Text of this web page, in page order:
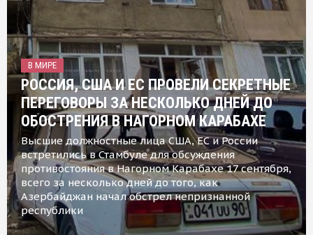
В МИРЕ
РОССИЯ, США И ЕС ПРОВЕЛИ СЕКРЕТНЫЕ
ПЕРЕГОВОРЫ ЗА НЕСКОЛЬКО ДНЕЙ ДО
ОБОСТРЕНИЯ В НАГОРНОМ КАРАБАХЕ
Высшие должностные лица США, ЕС и России
встретились в Стамбуле для обсуждения
противостояния в Нагорном Карабахе 17 сентября,
всего за несколько дней до того, как
Азербайджан начал обстрел непризнанной
республики